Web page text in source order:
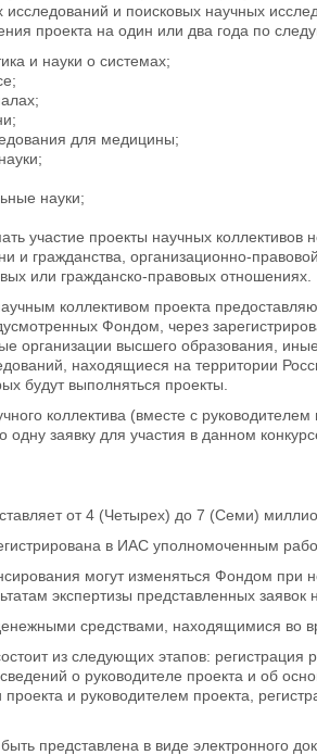
и поисковых научных
проекта на один или два года по
и науки о системах;
для медицины;
науки;
участие проекты научных
и гражданства, организационно-
или гражданско-правовых отношениях.
коллективом проекта
Фондом, через
организации высшего образования,
находящиеся на территории
будут выполняться проекты.
коллектива (вместе с
одну заявку для участия в данном
от 4 (Четырех) до 7 (Семи)
в ИАС уполномоченным
могут изменяться Фондом при
экспертизы представленных заявок
средствами, находящимися во
из следующих этапов: регистрация
о руководителе проекта и об
и руководителем проекта,
представлена в виде электронного